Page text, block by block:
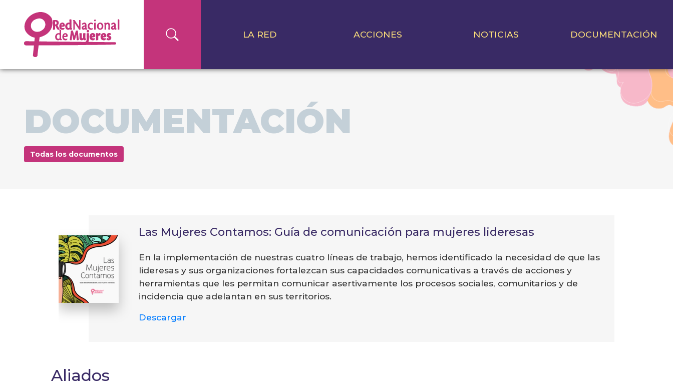
LA RED ACCIONES NOTICIAS DOCUMENTACIÓN
DOCUMENTACIÓN
Todas los documentos
Las Mujeres Contamos: Guía de comunicación para mujeres lideresas
En la implementación de nuestras cuatro líneas de trabajo, hemos identificado la necesidad de que las
lideresas y sus organizaciones fortalezcan sus capacidades comunicativas a través de acciones y
herramientas que les permitan comunicar asertivamente los procesos sociales, comunitarios y de
incidencia que adelantan en sus territorios.
Descargar
Aliados